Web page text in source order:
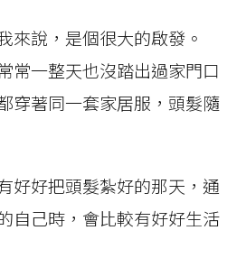
來說，是個很大的啟發。
常一整天也沒踏出過家門口
穿著同一套家居服，頭髮隨
好好把頭髮紮好的那天，通
自己時，會比較有好好生活